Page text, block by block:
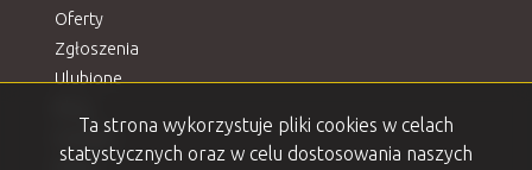
Oferty
Zgłoszenia
Ulubione
Kontakt
Ta strona wykorzystuje pliki cookies w celach
statystycznych oraz w celu dostosowania naszych